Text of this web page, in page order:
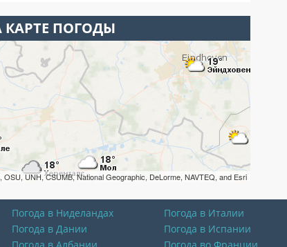
КАРТЕ ПОГОДЫ
UNH, CSUMB, National Geographic, DeLorme, NAVTEQ, and Esri
Погода в Ниделандах Погода в Италии
Погода в Дании
Погода в Испании